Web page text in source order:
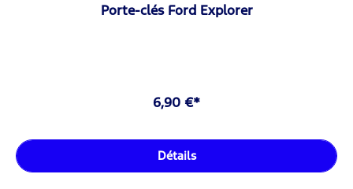
Porte-clés Ford Explorer
6,90 €*
Détails